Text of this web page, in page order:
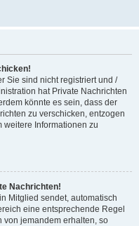
Sie sind nicht registriert und /
hat Private Nachrichten
könnte es sein, dass der
zu verschicken, entzogen
weitere Informationen zu
Nachrichten!
Mitglied sendet, automatisch
eine entsprechende Regel
von jemandem erhalten, so